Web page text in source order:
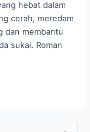
hebat dalam
cerah, meredam
dan membantu
sukai. Roman